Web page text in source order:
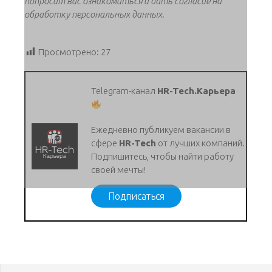
обработку персональных данных.
Просмотрено: 27
Telegram-канал HR-Tech.Карьера
Ежедневно публикуем вакансии в
сфере HR-Tech от лучших компаний.
Подпишитесь, чтобы найти работу
своей мечты!
Подписаться